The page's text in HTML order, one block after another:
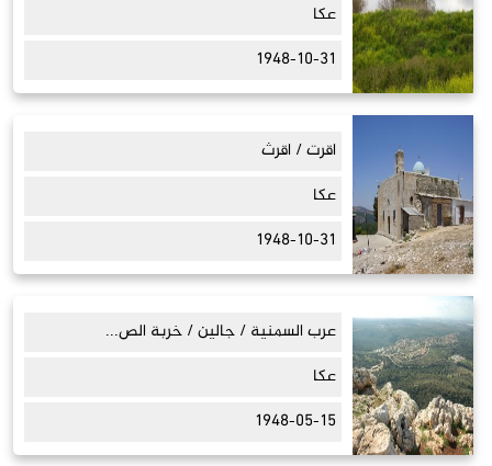
عكا
1948-10-31
اقرت / اقرث
عكا
1948-10-31
عرب السمنية / جالين / خربة الص...
عكا
1948-05-15